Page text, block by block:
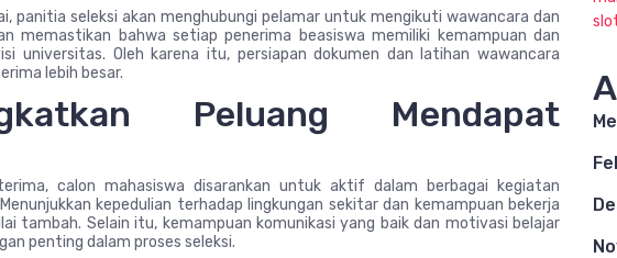
panitia seleksi akan menghubungi pelamar untuk mengikuti wawancara dan
memastikan bahwa setiap penerima beasiswa memiliki kemampuan dan
universitas. Oleh karena itu, persiapan dokumen dan latihan wawancara
lebih besar.
Peluang Mendapat
calon mahasiswa disarankan untuk aktif dalam berbagai kegiatan
kepedulian terhadap lingkungan sekitar dan kemampuan bekerja
tambah. Selain itu, kemampuan komunikasi yang baik dan motivasi belajar
penting dalam proses seleksi.